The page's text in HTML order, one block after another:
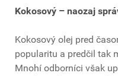
Kokosový – naozaj
Kokosový olej pred
popularitu a predčil tak
Mnohí odborníci však